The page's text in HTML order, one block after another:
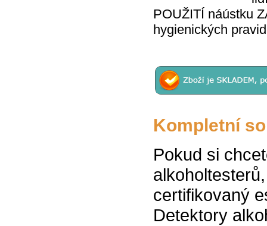
POUŽITÍ náústku
hygienických
Kompletní
Pokud si
certifikovaný
Detektory